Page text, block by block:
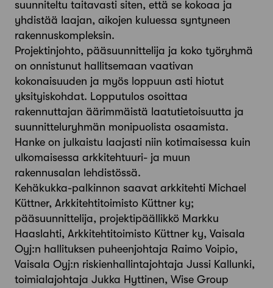
suunniteltu taitavasti siten, että se kokoaa ja
yhdistää laajan, aikojen kuluessa syntyneen
rakennuskompleksin.
Projektinjohto, pääsuunnittelija ja koko työryhmä
on onnistunut hallitsemaan vaativan
kokonaisuuden ja myös loppuun asti hiotut
yksityiskohdat. Lopputulos osoittaa
rakennuttajan äärimmäistä laatutietoisuutta ja
suunnitteluryhmän monipuolista osaamista.
Hanke on julkaistu laajasti niin kotimaisessa kuin
ulkomaisessa arkkitehtuuri- ja muun
rakennusalan lehdistössä.
Kehäkukka-palkinnon saavat arkkitehti Michael
Küttner, Arkkitehtitoimisto Küttner ky;
pääsuunnittelija, projektipäällikkö Markku
Haaslahti, Arkkitehtitoimisto Küttner ky, Vaisala
Oyj:n hallituksen puheenjohtaja Raimo Voipio,
Vaisala Oyj:n riskienhallintajohtaja Jussi Kallunki,
toimialajohtaja Jukka Hyttinen, Wise Group